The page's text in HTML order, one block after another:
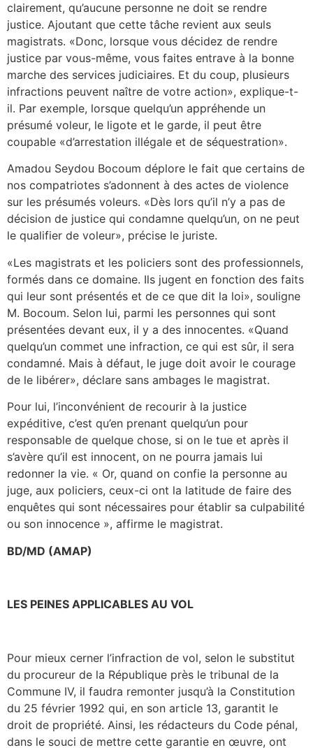
clairement, qu’aucune personne ne doit se rendre
justice. Ajoutant que cette tâche revient aux seuls
magistrats. «Donc, lorsque vous décidez de rendre
justice par vous-même, vous faites entrave à la bonne
marche des services judiciaires. Et du coup, plusieurs
infractions peuvent naître de votre action», explique-t-
il. Par exemple, lorsque quelqu’un appréhende un
présumé voleur, le ligote et le garde, il peut être
coupable «d’arrestation illégale et de séquestration».
Amadou Seydou Bocoum déplore le fait que certains de
nos compatriotes s’adonnent à des actes de violence
sur les présumés voleurs. «Dès lors qu’il n’y a pas de
décision de justice qui condamne quelqu’un, on ne peut
le qualifier de voleur», précise le juriste.
«Les magistrats et les policiers sont des professionnels,
formés dans ce domaine. Ils jugent en fonction des faits
qui leur sont présentés et de ce que dit la loi», souligne
M. Bocoum. Selon lui, parmi les personnes qui sont
présentées devant eux, il y a des innocentes. «Quand
quelqu’un commet une infraction, ce qui est sûr, il sera
condamné. Mais à défaut, le juge doit avoir le courage
de le libérer», déclare sans ambages le magistrat.
Pour lui, l’inconvénient de recourir à la justice
expéditive, c’est qu’en prenant quelqu’un pour
responsable de quelque chose, si on le tue et après il
s’avère qu’il est innocent, on ne pourra jamais lui
redonner la vie. « Or, quand on confie la personne au
juge, aux policiers, ceux-ci ont la latitude de faire des
enquêtes qui sont nécessaires pour établir sa culpabilité
ou son innocence », affirme le magistrat.
BD/MD (AMAP)
LES PEINES APPLICABLES AU VOL
Pour mieux cerner l’infraction de vol, selon le substitut
du procureur de la République près le tribunal de la
Commune IV, il faudra remonter jusqu’à la Constitution
du 25 février 1992 qui, en son article 13, garantit le
droit de propriété. Ainsi, les rédacteurs du Code pénal,
dans le souci de mettre cette garantie en œuvre, ont